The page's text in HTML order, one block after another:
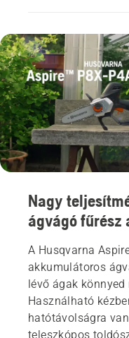
Nagy
ágvágó fűrész
A Husqvarna
akkumulátoros
lévő ágak könnyed
Használható
hatótávolságra
teleszkópos